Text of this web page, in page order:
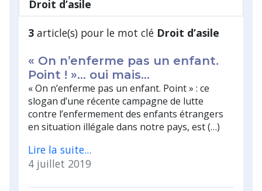
Droit d’asile
3 article(s) pour le mot clé Droit d’asile
« On n’enferme pas un enfant.
Point ! »… oui mais…
« On n’enferme pas un enfant. Point » : ce
slogan d’une récente campagne de lutte
contre l’enfermement des enfants étrangers
en situation illégale dans notre pays, est (…)
Lire la suite...
4 juillet 2019